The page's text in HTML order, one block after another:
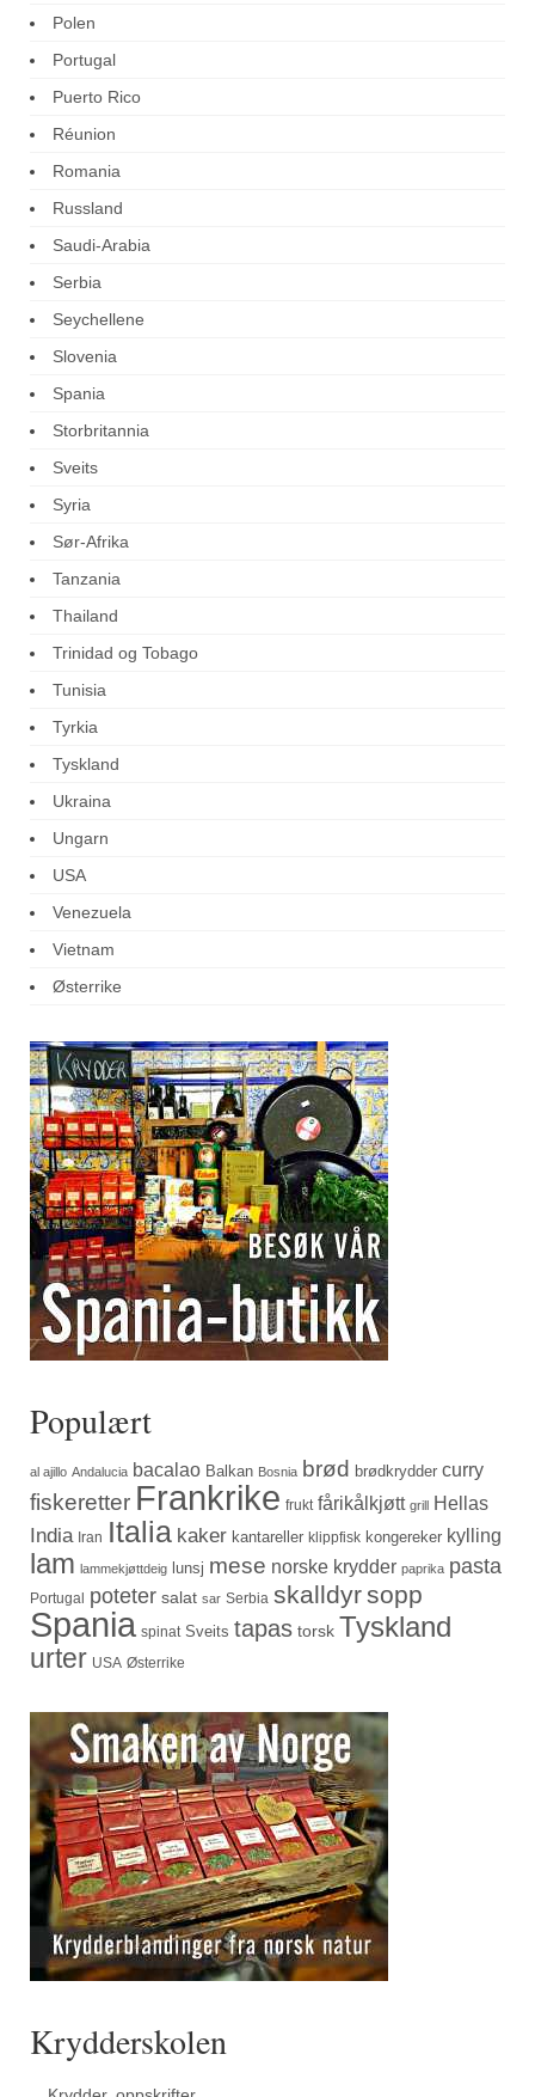
Polen
Portugal
Puerto Rico
Réunion
Romania
Russland
Saudi-Arabia
Serbia
Seychellene
Slovenia
Spania
Storbritannia
Sveits
Syria
Sør-Afrika
Tanzania
Thailand
Trinidad og Tobago
Tunisia
Tyrkia
Tyskland
Ukraina
Ungarn
USA
Venezuela
Vietnam
Østerrike
Populært
al ajillo Andalucia bacalao Balkan Bosnia brød brødkrydder curry
fiskeretter Frankrike frukt fårikålkjøtt grill Hellas
India Iran Italia kaker kantareller klippfisk kongereker kylling
lam lammekjøttdeig lunsj mese norske krydder paprika pasta
Portugal poteter salat sar Serbia skalldyrsopp
Spania spinat Sveits tapas torsk Tyskland
urter USA Østerrike
Krydderskolen